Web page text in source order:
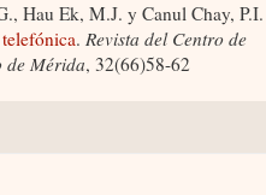
Hau Ek, M.J. y Canul Chay, P.I.
.Revista del Centro de
de Mérida, 32(66)58-62